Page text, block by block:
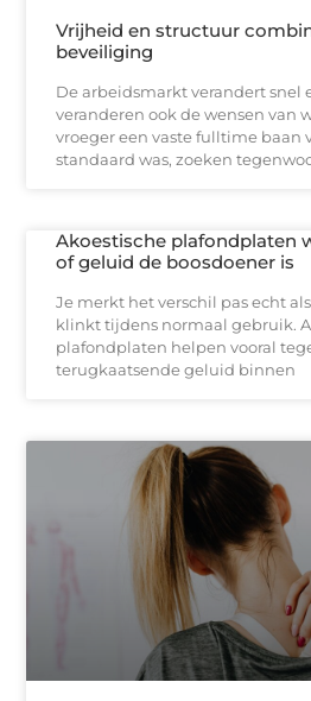
Vrijheid en structuur
beveiliging
De arbeidsmarkt verandert snel
veranderen ook de wensen van
vroeger een vaste fulltime baan
standaard was, zoeken
Akoestische plafondplaten
of geluid de boosdoener is
Je merkt het verschil pas echt
klinkt tijdens normaal gebruik.
plafondplaten helpen vooral
terugkaatsende geluid binnen